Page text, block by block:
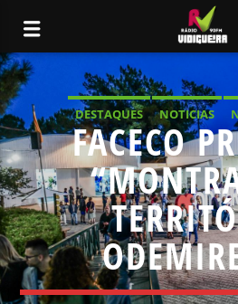
DESTAQUES NOTICIAS
NOTÍCIAS
FACECO